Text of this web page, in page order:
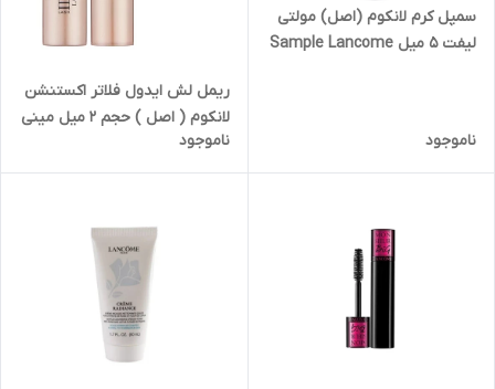
سمپل کرم لانکوم (اصل) مولتی
لیفت 5 میل Sample Lancome
ناموجود
ریمل لش ایدول فلاتر اکستنشن
لانکوم ( اصل ) حجم ۲ میل مینی
ناموجود